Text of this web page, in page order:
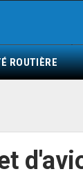
ROUTIÈRE